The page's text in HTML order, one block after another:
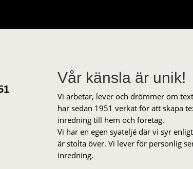
Vår känsla är unik!
Vi arbetar, lever och drömmer om
har sedan 1951 verkat för att skapa
inredning till hem och företag.
Vi har en egen syateljé där vi syr
är stolta över. Vi lever för personlig
inredning.